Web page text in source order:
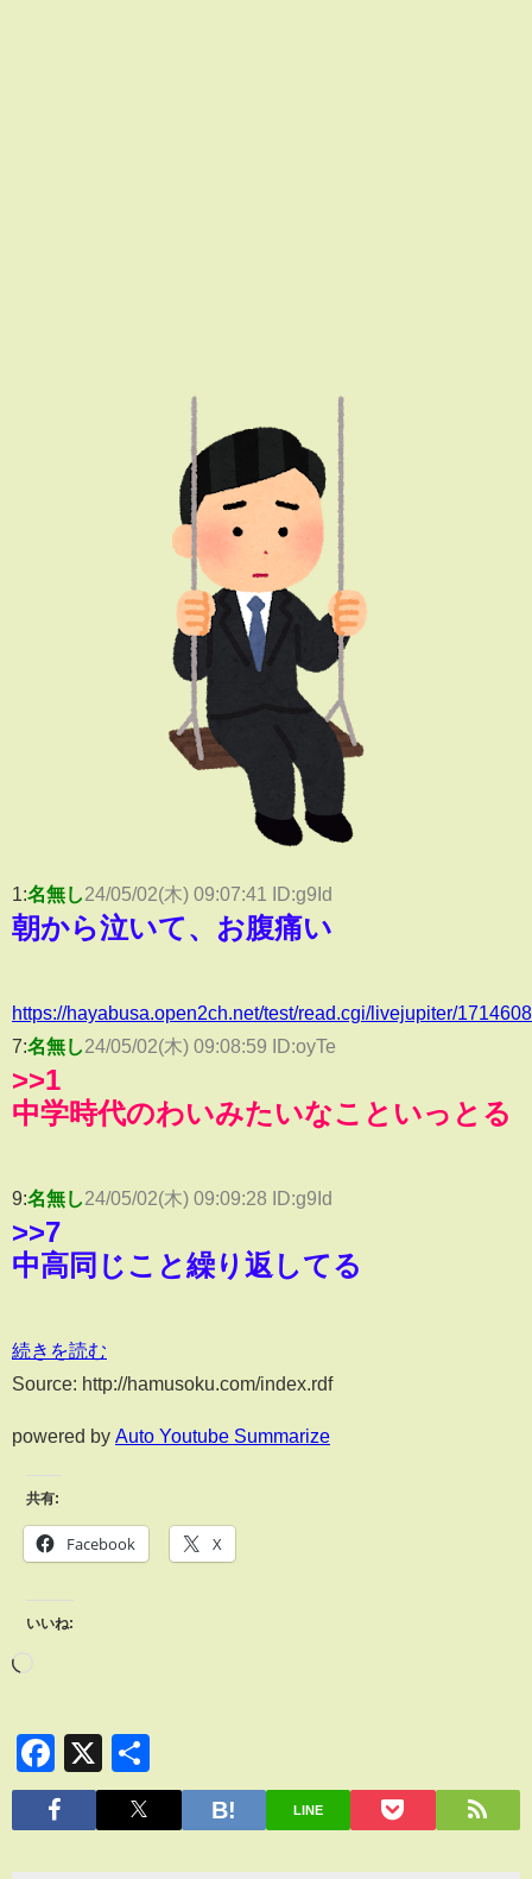
1:名無し24/05/02(木) 09:07:41 ID:g9Id
朝から泣いて、お腹痛い
https://hayabusa.open2ch.net/test/read.cgi/livejupiter/
7:名無し24/05/02(木) 09:08:59 ID:oyTe
>>1
中学時代のわいみたいなこといっとる
9:名無し24/05/02(木) 09:09:28 ID:g9Id
>>7
中高同じこと繰り返してる
続きを読む
Source: http://hamusoku.com/index.rdf
powered by Auto Youtube Summarize
共有:
Facebook X
いいね:
Facebook
X
有
LINE